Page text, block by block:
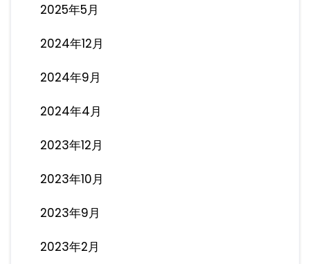
2025年5月
2024年12月
2024年9月
2024年4月
2023年12月
2023年10月
2023年9月
2023年2月